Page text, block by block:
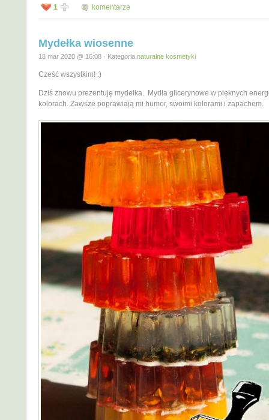
1 komentarze
Mydełka wiosenne
18 mar 2020 @ 16:08 · Kategoria naturalne kosmetyki
Cześć wszystkim! :)
Dziś znowu prezentuję mydełka. Mydła glicerynowe w pięknych
kolorach. Zawsze poprawiają mi humor, swoimi kolorami i zapachem.